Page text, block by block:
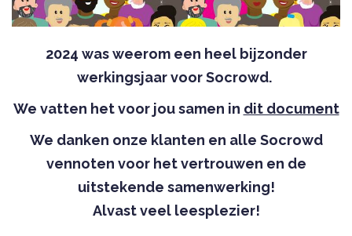
2024 was weerom een heel bijzonder
werkingsjaar voor Socrowd.
We vatten het voor jou samen in dit document
We danken onze klanten en alle Socrowd
vennoten voor het vertrouwen en de
uitstekende samenwerking!
Alvast veel leesplezier!